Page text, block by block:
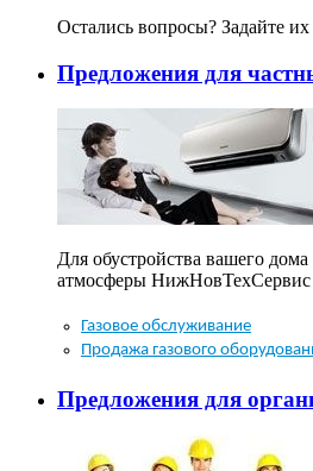
Остались вопросы? Задайте их
Предложения для
Для обустройства вашего
атмосферы НижНовТехСервис
Газовое обслуживание
Продажа газового
Предложения для